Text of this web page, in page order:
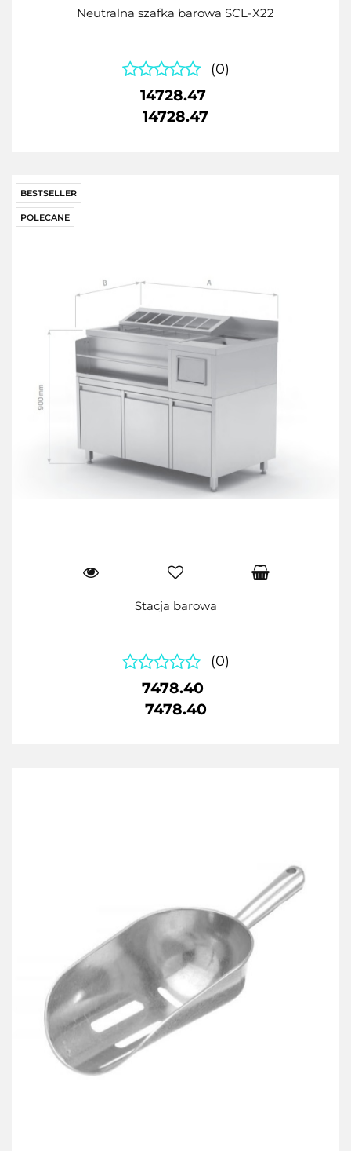
Neutralna szafka barowa SCL-X22
(0)
14728.47
14728.47
BESTSELLER
POLECANE
Stacja barowa
(0)
7478.40
7478.40